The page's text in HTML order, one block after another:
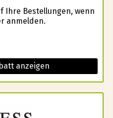
Ihre Bestellungen, wenn
anmelden.
anzeigen